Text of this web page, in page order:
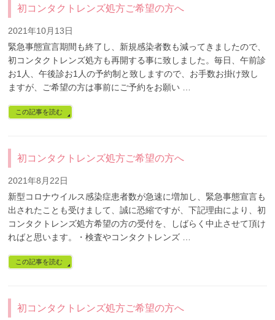
初コンタクトレンズ処方ご希望の方へ
2021年10月13日
緊急事態宣言期間も終了し、新規感染者数も減ってきましたので、
初コンタクトレンズ処方も再開する事に致しました。毎日、午前診
お1人、午後診お1人の予約制と致しますので、お手数お掛け致し
ますが、ご希望の方は事前にご予約をお願い …
この記事を読む
初コンタクトレンズ処方ご希望の方へ
2021年8月22日
新型コロナウイルス感染症患者数が急速に増加し、緊急事態宣言も
出されたことも受けまして、誠に恐縮ですが、下記理由により、初
コンタクトレンズ処方希望の方の受付を、しばらく中止させて頂け
ればと思います。・検査やコンタクトレンズ …
この記事を読む
初コンタクトレンズ処方ご希望の方へ